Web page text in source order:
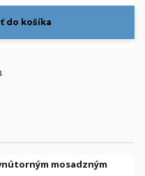
do košíka
mosadzným